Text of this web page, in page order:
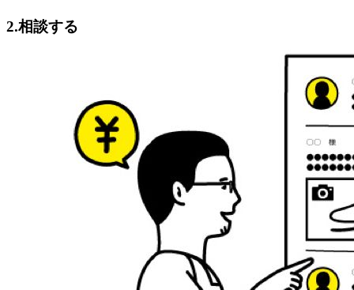
2.相談する